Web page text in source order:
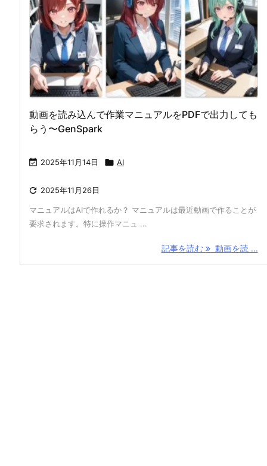
動画を読み込んで作業マニュアルをPDFで出力しても
らう〜GenSpark
 2025年11月14日  AI
 2025年11月26日
マニュアルはAIで作れるか？ マニュアルは最近動画で作ることが
要求されます。特に操作マニュ ...
記事を読む 動画を読 ...